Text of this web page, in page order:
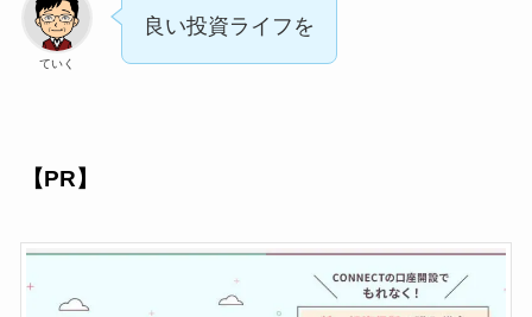
ていく
良い投資ライフを
【PR】